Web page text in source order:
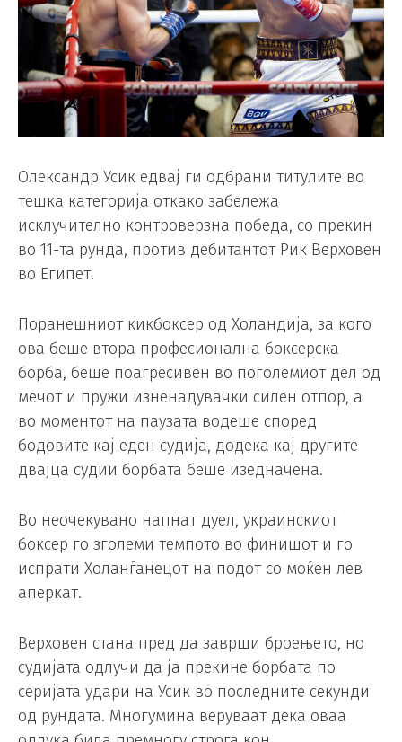
Олександр Усик едвај ги одбрани титулите во
тешка категорија откако забележа
исклучително контроверзна победа, со прекин
во 11-та рунда, против дебитантот Рик Верховен
во Египет.
Поранешниот кикбоксер од Холандија, за кого
ова беше втора професионална боксерска
борба, беше поагресивен во поголемиот дел од
мечот и пружи изненадувачки силен отпор, а
во моментот на паузата водеше според
бодовите кај еден судија, додека кај другите
двајца судии борбата беше изедначена.
Во неочекувано напнат дуел, украинскиот
боксер го зголеми темпото во финишот и го
испрати Холанѓанецот на подот со моќен лев
аперкат.
Верховен стана пред да заврши броењето, но
судијата одлучи да ја прекине борбата по
серијата удари на Усик во последните секунди
од рундата. Многумина веруваат дека оваа